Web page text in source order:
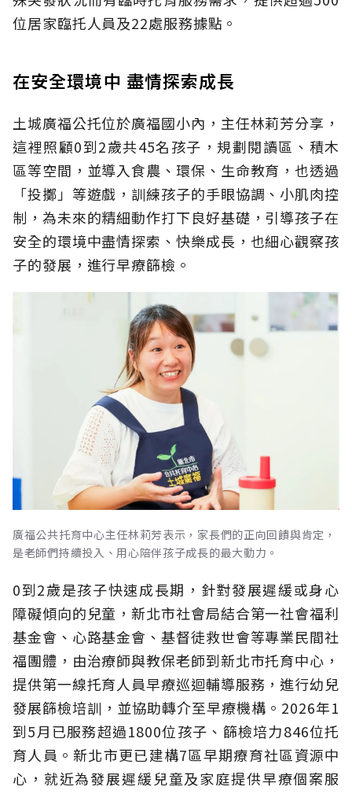
位居家臨托人員及22處服務據點。
在安全環境中 盡情探索成長
土城廣福公托位於廣福國小內，主任林莉芳分享，
這裡照顧0到2歲共45名孩子，規劃閱讀區、積木
區等空間，並導入食農、環保、生命教育，也透過
「投擲」等遊戲，訓練孩子的手眼協調、小肌肉控
制，為未來的精細動作打下良好基礎，引導孩子在
安全的環境中盡情探索、快樂成長，也細心觀察孩
子的發展，進行早療篩檢。
廣福公共托育中心主任林莉芳表示，家長們的正向回饋與肯定，
是老師們持續投入、用心陪伴孩子成長的最大動力。
0到2歲是孩子快速成長期，針對發展遲緩或身心
障礙傾向的兒童，新北市社會局結合第一社會福利
基金會、心路基金會、基督徒救世會等專業民間社
福團體，由治療師與教保老師到新北市托育中心，
提供第一線托育人員早療巡迴輔導服務，進行幼兒
發展篩檢培訓，並協助轉介至早療機構。2026年1
到5月已服務超過1800位孩子、篩檢培力846位托
育人員。新北市更已建構7區早期療育社區資源中
心，就近為發展遲緩兒童及家庭提供早療個案服